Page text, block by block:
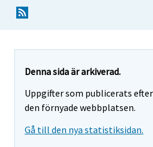
Denna sida är arkiverad.
Uppgifter som publicerats efter
den förnyade webbplatsen.
Gå till den nya statistiksidan.